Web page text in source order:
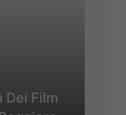
Dei Film